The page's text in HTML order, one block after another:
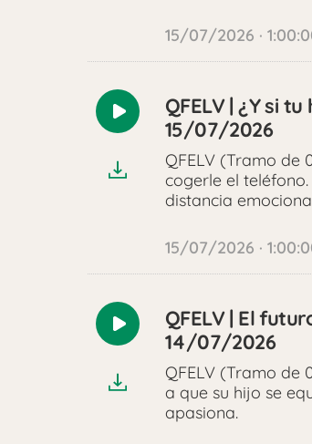
15/07/2026 ·
Reproducir
QFELV | ¿Y si
15/07/2026
QFELV (Tramo de
cogerle el
distancia
15/07/2026 ·
Reproducir
QFELV | El
14/07/2026
QFELV (Tramo de
a que su hijo se
apasiona.